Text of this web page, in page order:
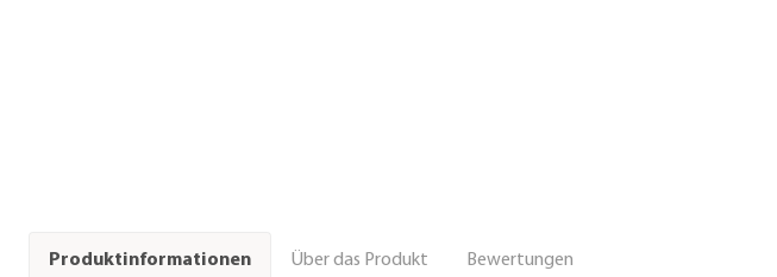
Produktinformationen Über das Produkt Bewertungen